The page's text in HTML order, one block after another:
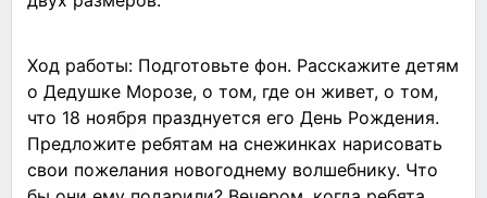
Ход работы: Подготовьте фон. Расскажите детям
о Дедушке Морозе, о том, где он живет, о том,
что 18 ноября празднуется его День Рождения.
Предложите ребятам на снежинках нарисовать
свои пожелания новогоднему волшебнику. Что